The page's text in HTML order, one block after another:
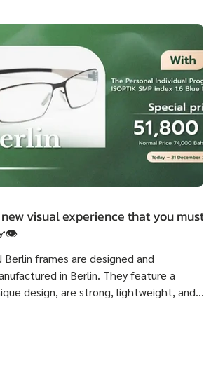
visual experience that you must.
Berlin frames are designed and
in Berlin. They feature a
design, are strong, lightweight, and